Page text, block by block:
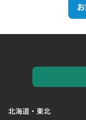
北海道・東北